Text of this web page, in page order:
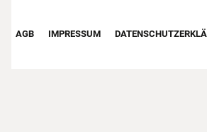
Footer First Navigation
AGB IMPRESSUM